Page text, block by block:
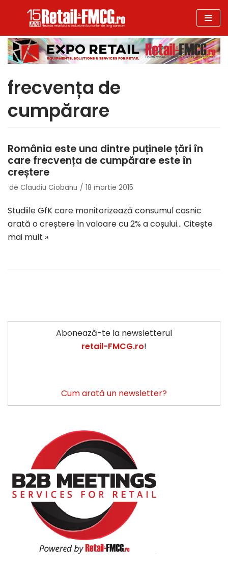
la
conținut
frecvența de
cumpărare
România este una dintre puținele țări în
care frecvența de cumpărare este în
creștere
de Claudiu Ciobanu 18 martie 2015
Studiile GfK care monitorizează consumul casnic
arată o creștere în valoare cu 2% a coșului… Citește
mai mult »
Abonează-te la newsletterul
retail-FMCG.ro!
Cum arată un newsletter?